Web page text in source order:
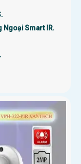
Ngoại Smart IR.